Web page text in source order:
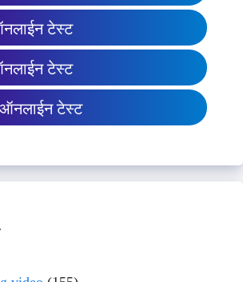
टेस्ट
टेस्ट
टेस्ट